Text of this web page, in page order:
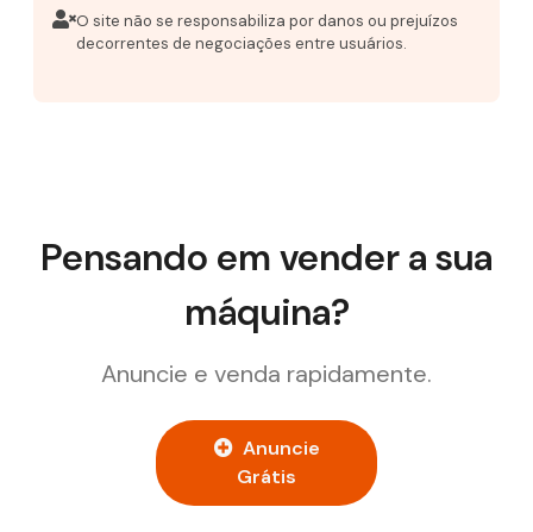
O site não se responsabiliza por danos ou prejuízos
decorrentes de negociações entre usuários.
Pensando em vender a sua
máquina?
Anuncie e venda rapidamente.
Anuncie
Grátis